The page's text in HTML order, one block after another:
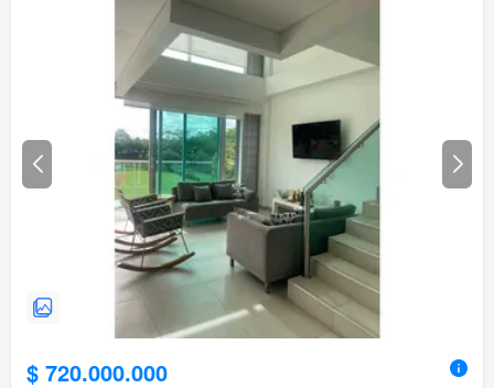
$ 720.000.000